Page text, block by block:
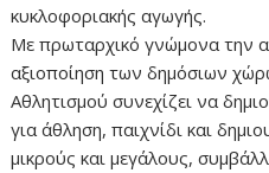
κυκλοφοριακής αγωγής.
Με πρωταρχικό γνώμονα την
αξιοποίηση των δημόσιων
Αθλητισμού συνεχίζει να
για άθληση, παιχνίδι και
μικρούς και μεγάλους,